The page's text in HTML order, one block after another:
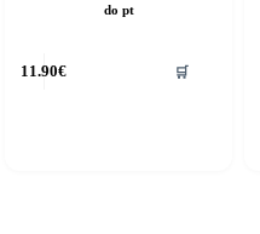
do pt
11.90€ 🛒